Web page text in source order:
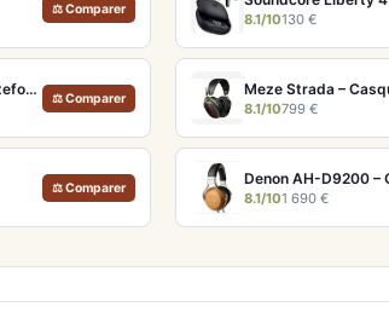
⚖ Comparer
SteelSeries Arctis Nova Pro Wireless – Solution audio gaming ultime multi-plateforme
⚖ Comparer
⚖ Comparer
8.1/10130 €
Meze Strada –
8.1/10799 €
Denon AH-D9200 –
8.1/101 690 €